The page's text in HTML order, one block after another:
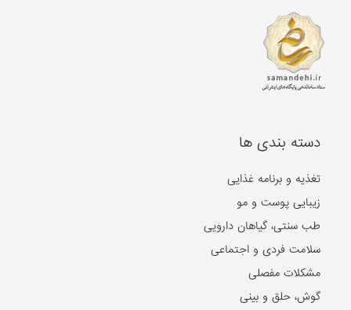
دسته بندی ها
تغذیه و برنامه غذایی
زیبایی پوست و مو
طب سنتی، گیاهان دارویی
سلامت فردی و اجتماعی
مشکلات مفصلی
گوش، حلق و بینی